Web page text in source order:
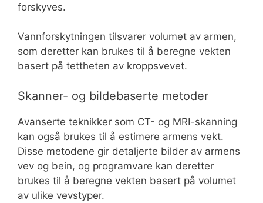
forskyves.
Vannforskytningen tilsvarer volumet av armen,
som deretter kan brukes til å beregne vekten
basert på tettheten av kroppsvevet.
Skanner- og bildebaserte metoder
Avanserte teknikker som CT- og MRI-skanning
kan også brukes til å estimere armens vekt.
Disse metodene gir detaljerte bilder av armens
vev og bein, og programvare kan deretter
brukes til å beregne vekten basert på volumet
av ulike vevstyper.